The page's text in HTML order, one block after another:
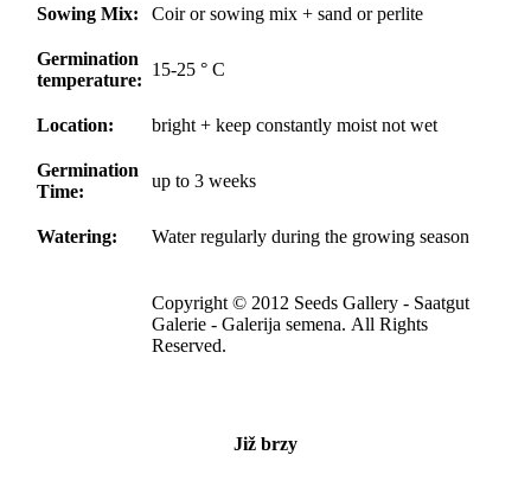
Sowing Mix: Coir or sowing mix + sand or perlite
Germination
temperature:
15-25 ° C
Location: bright + keep constantly moist not wet
Germination
Time:
up to 3 weeks
Watering: Water regularly during the growing season
Copyright © 2012 Seeds Gallery - Saatgut
Galerie - Galerija semena. All Rights
Reserved.
Již brzy